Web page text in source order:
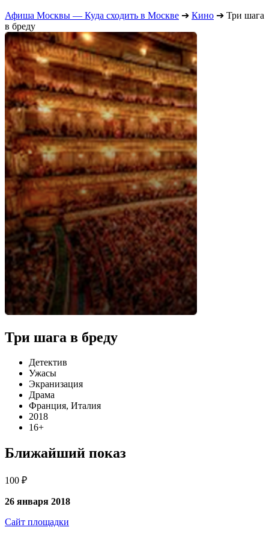
Афиша Москвы — Куда сходить в Москве ➔ Кино ➔ Три шага
в бреду
Три шага в бреду
Детектив
Ужасы
Экранизация
Драма
Франция, Италия
2018
16+
Ближайший показ
100 ₽
26 января 2018
Сайт площадки